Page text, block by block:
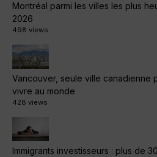
Montréal parmi les villes les plus
2026
498 views
Vancouver, seule ville canadienne
vivre au monde
428 views
Immigrants investisseurs : plus de